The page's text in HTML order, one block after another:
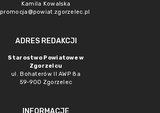
Kamila Kowalska
promocja@powiat.zgorzelec.pl
ADRES REDAKCJI
Starostwo Powiatowe w
Zgorzelcu
ul. Bohaterów II AWP 8a
59-900 Zgorzelec
INFORMACJE